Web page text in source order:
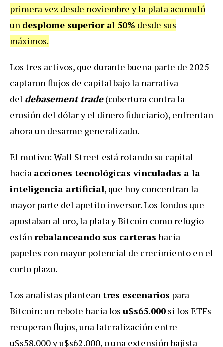
primera vez desde noviembre y la plata acumuló
un desplome superior al 50% desde sus
máximos.
Los tres activos, que durante buena parte de 2025
captaron flujos de capital bajo la narrativa
del debasement trade(cobertura contra la
erosión del dólar y el dinero fiduciario), enfrentan
ahora un desarme generalizado.
El motivo: Wall Street está rotando su capital
hacia acciones tecnológicas vinculadas a la
inteligencia artificial, que hoy concentran la
mayor parte del apetito inversor. Los fondos que
apostaban al oro, la plata y Bitcoin como refugio
estánrebalanceando sus carteras hacia
papeles con mayor potencial de crecimiento en el
corto plazo.
Los analistas planteantres escenarios para
Bitcoin: un rebote hacia los u$s65.000 si los ETFs
recuperan flujos, una lateralización entre
u$s58.000 y u$s62.000, o una extensión bajista